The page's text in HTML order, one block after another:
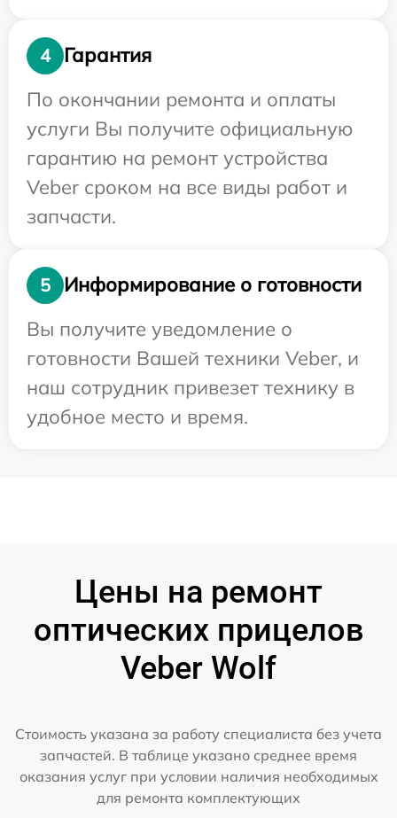
4
Гарантия
По окончании ремонта и оплаты
услуги Вы получите официальную
гарантию на ремонт устройства
Veber сроком на все виды работ и
запчасти.
5
Информирование о готовности
Вы получите уведомление о
готовности Вашей техники Veber, и
наш сотрудник привезет технику в
удобное место и время.
Цены на ремонт
оптических прицелов
Veber Wolf
Стоимость указана за работу специалиста без учета
запчастей. В таблице указано среднее время
оказания услуг при условии наличия необходимых
для ремонта комплектующих